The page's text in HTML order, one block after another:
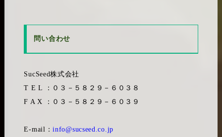
問い合わせ
SucSeed株式会社
T E L ：０３－５８２９－６０３８
F A X ：０３－５８２９－６０３９
E-mail：info@sucseed.co.jp